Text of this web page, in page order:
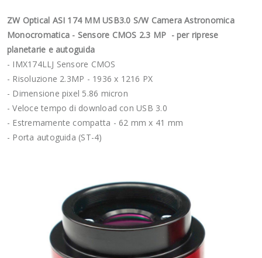
ZW Optical ASI 174 MM USB3.0 S/W Camera Astronomica
Monocromatica - Sensore CMOS 2.3 MP - per riprese
planetarie e autoguida
- IMX174LLJ Sensore CMOS
- Risoluzione 2.3MP - 1936 x 1216 PX
- Dimensione pixel 5.86 micron
- Veloce tempo di download con USB 3.0
- Estremamente compatta - 62 mm x 41 mm
- Porta autoguida (ST-4)